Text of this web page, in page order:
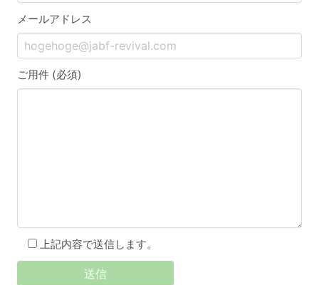
メールアドレス
ご用件 (必須)
上記内容で送信します。